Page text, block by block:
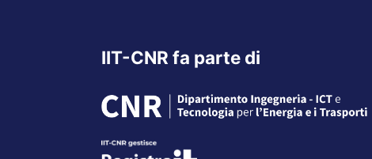
IIT-CNR fa parte di